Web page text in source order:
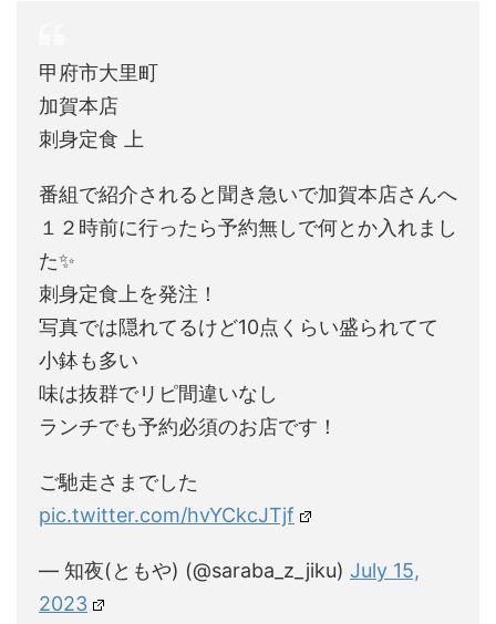
甲府市大里町
加賀本店
刺身定食 上
番組で紹介されると聞き急いで加賀本店さんへ
１２時前に行ったら予約無しで何とか入れまし
た✨
刺身定食上を発注！
写真では隠れてるけど10点くらい盛られてて
小鉢も多い
味は抜群でリピ間違いなし
ランチでも予約必須のお店です！
ご馳走さまでした
pic.twitter.com/hvYCkcJTjf
— 知夜(ともや) (@saraba_z_jiku) July 15,
2023